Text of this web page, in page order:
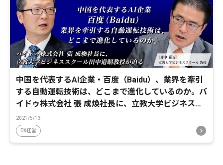
中国を代表するAI企業・百度（Baidu）、業界を牽引
する自動運転技術は、どこまで進化しているのか。バ
イドゥ株式会社 張 成煥社長に、立教大学ビジネスス
クール田中道昭教授が迫る
2021/5/13
DX経営